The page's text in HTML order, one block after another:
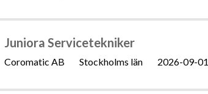
Juniora Servicetekniker
Coromatic AB Stockholms län 2026-09-01